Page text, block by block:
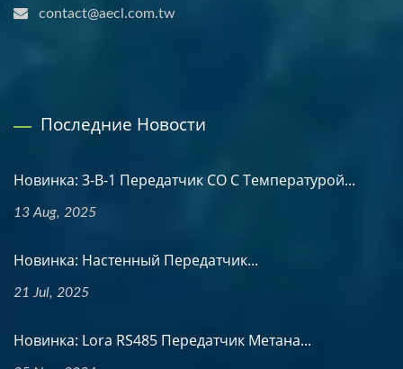
contact@aecl.com.tw
Последние Новости
Новинка: 3-В-1 Передатчик CO С Температурой...
13 Aug, 2025
Новинка: Настенный Передатчик...
21 Jul, 2025
Новинка: Lora RS485 Передатчик Метана...